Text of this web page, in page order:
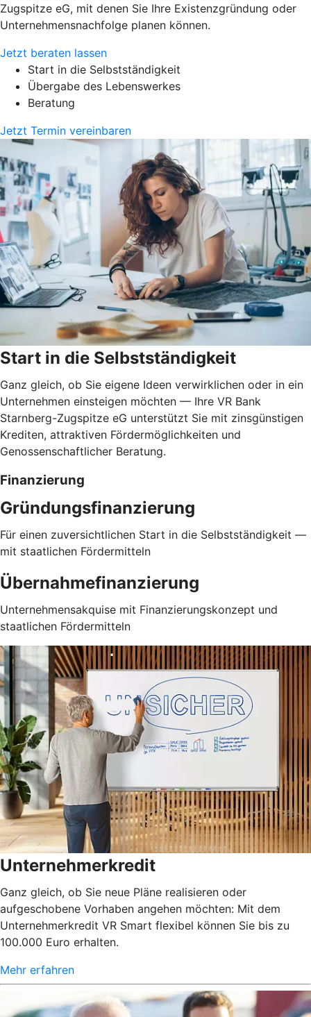
Zugspitze eG, mit denen Sie Ihre Existenzgründung oder
Unternehmensnachfolge planen können.
Jetzt beraten lassen
Start in die Selbstständigkeit
Übergabe des Lebenswerkes
Beratung
Jetzt Termin vereinbaren
Start in die Selbstständigkeit
Ganz gleich, ob Sie eigene Ideen verwirklichen oder in ein
Unternehmen einsteigen möchten — Ihre VR Bank
Starnberg-Zugspitze eG unterstützt Sie mit zinsgünstigen
Krediten, attraktiven Fördermöglichkeiten und
Genossenschaftlicher Beratung.
Finanzierung
Gründungsfinanzierung
Für einen zuversichtlichen Start in die Selbstständigkeit —
mit staatlichen Fördermitteln
Übernahmefinanzierung
Unternehmensakquise mit Finanzierungskonzept und
staatlichen Fördermitteln
Unternehmerkredit
Ganz gleich, ob Sie neue Pläne realisieren oder
aufgeschobene Vorhaben angehen möchten: Mit dem
Unternehmerkredit VR Smart flexibel können Sie bis zu
100.000 Euro erhalten.
Mehr erfahren